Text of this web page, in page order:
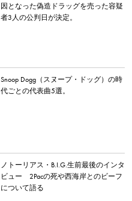
因となった偽造ドラッグを売った容疑
者3人の公判日が決定。
Snoop Dogg（スヌープ・ドッグ）の時
代ごとの代表曲5選。
ノトーリアス・B.I.G.生前最後のインタ
ビュー 2Pacの死や西海岸とのビーフ
について語る